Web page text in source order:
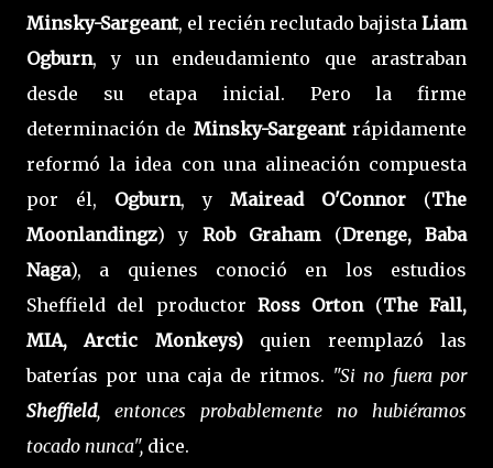
Minsky-Sargeant, el recién reclutado bajista Liam
Ogburn, y un endeudamiento que arastraban
desde su etapa inicial. Pero la firme
determinación de Minsky-Sargeantrápidamente
reformó la idea con una alineación compuesta
por él, Ogburn, y Mairead O'Connor (The
Moonlandingz) y Rob Graham(Drenge, Baba
Naga), a quienes conoció en los estudios
Sheffield del productor Ross Orton(The Fall,
MIA, Arctic Monkeys)quien reemplazó las
baterías por una caja de ritmos. "Si no fuera por
Sheffield, entonces probablemente no hubiéramos
tocado nunca", dice.